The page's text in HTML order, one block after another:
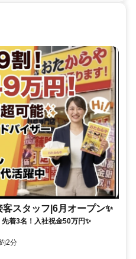
スタッフ|6月オープン✨
先着3名！入社祝金50万円✨
2分